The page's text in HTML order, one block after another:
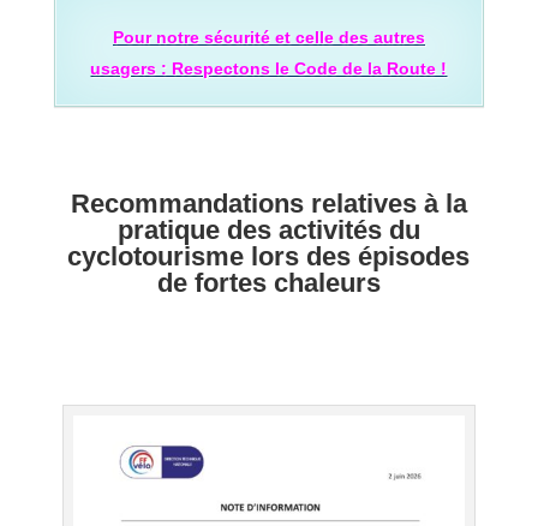
Pour notre sécurité et celle des autres
usagers : Respectons le Code de la Route !
Recommandations relatives à la
pratique des activités du
cyclotourisme lors des épisodes
de fortes chaleurs